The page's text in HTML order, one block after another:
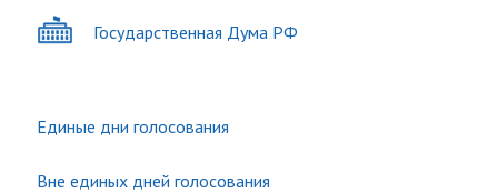
Государственная Дума РФ
Единые дни голосования
Вне единых дней голосования